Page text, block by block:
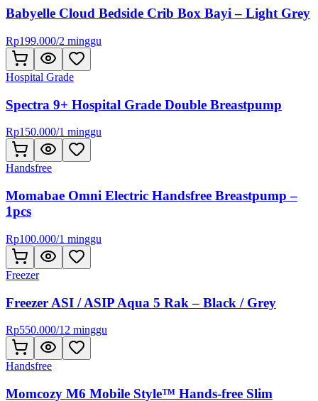
Babyelle Cloud Bedside Crib Box Bayi – Light Grey
Rp199.000/2 minggu
Hospital Grade
Spectra 9+ Hospital Grade Double Breastpump
Rp150.000/1 minggu
Handsfree
Momabae Omni Electric Handsfree Breastpump –
1pcs
Rp100.000/1 minggu
Freezer
Freezer ASI / ASIP Aqua 5 Rak – Black / Grey
Rp550.000/12 minggu
Handsfree
Momcozy M6 Mobile Style™ Hands-free Slim